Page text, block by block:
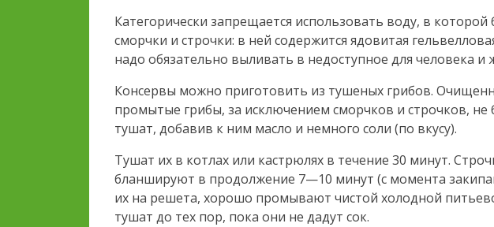
Категорически запрещается использовать воду, в
сморчки и строчки: в ней содержится ядовитая
надо обязательно выливать в недоступное для человека и
Консервы можно приготовить из тушеных грибов.
промытые грибы, за исключением сморчков и строчков,
тушат, добавив к ним масло и немного соли (по вкусу).
Тушат их в котлах или кастрюлях в течение 30 минут.
бланшируют в продолжение 7—10 минут (с момента
их на решета, хорошо промывают чистой холодной
тушат до тех пор, пока они не дадут сок.